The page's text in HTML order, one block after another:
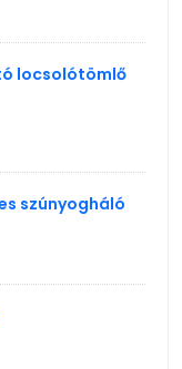
locsolótömlő
szúnyogháló